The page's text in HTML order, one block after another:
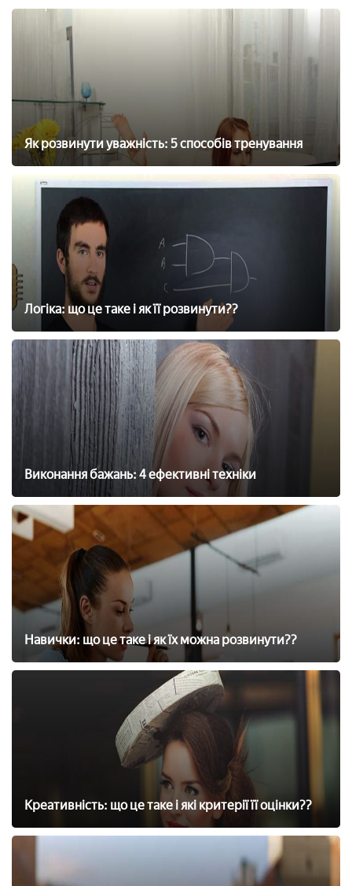
Як розвинути уважність: 5 способів тренування
Логіка: що це таке і як її розвинути??
Виконання бажань: 4 ефективні техніки
Навички: що це таке і як їх можна розвинути??
Креативність: що це таке і які критерії її оцінки??